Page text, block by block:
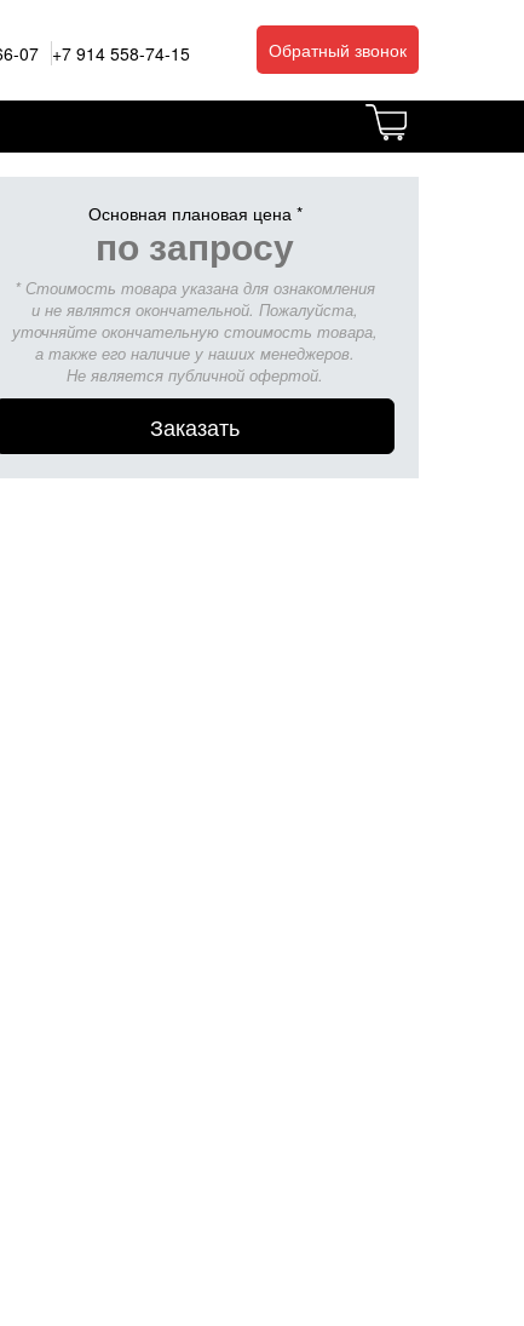
07 +7 914 558-74-15 Обратный звонок
Основная плановая цена *
по запросу
* Стоимость товара указана для ознакомления
и не являтся окончательной. Пожалуйста,
уточняйте окончательную стоимость товара,
а также его наличие у наших менеджеров.
Не является публичной офертой.
Заказать